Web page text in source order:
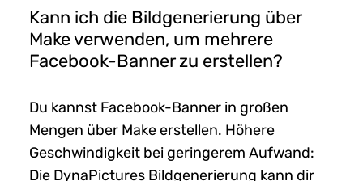
Kann ich die Bildgenerierung über
Make verwenden, um mehrere
Facebook-Banner zu erstellen?
Du kannst Facebook-Banner in großen
Mengen über Make erstellen. Höhere
Geschwindigkeit bei geringerem Aufwand:
Die DynaPictures Bildgenerierung kann dir